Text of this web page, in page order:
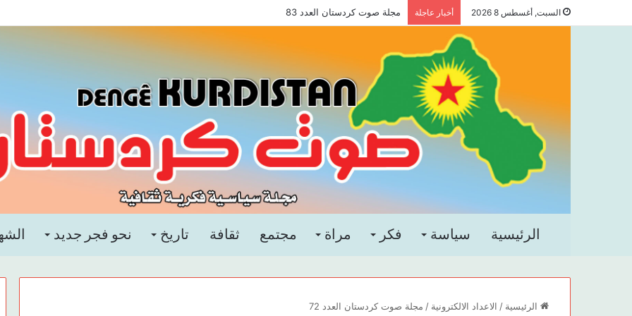
السبت, أغسطس 8 2026 أخبار عاجلة مجلة صوت كردستان العدد 83
الرئيسية سياسة فكر مراة مجتمع ثقافة تاريخ نحو فجر جديد
الرئيسية / الاعداد الالكترونية / مجلة صوت كردستان العدد 72